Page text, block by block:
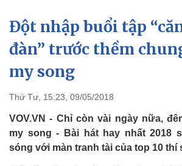
Chính trị
Đảng
Tổ chức nhân sự
Quốc hội
Nhận diện sự thật
Xã hội
Tin 24h
Dự báo
Đột nhập buổi tập
đàn” trước thềm
my song
Thứ Tư, 15:23, 09/05/2018
VOV.VN - Chỉ còn vài ngày nữa,
my song - Bài hát hay nhất 2018
sóng với màn tranh tài của top 10 thí